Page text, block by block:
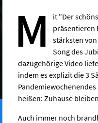
m
it "Der
präsentieren
stärksten
Song des
dazugehörige Video
indem es explizit die 3
heißen: Zuhause
Auch immer noch